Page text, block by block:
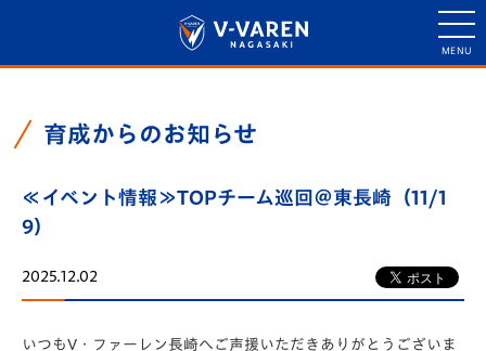
育成からのお知らせ
≪イベント情報≫TOPチーム巡回＠東長崎（11/1
9）
2025.12.02
いつもV・ファーレン長崎へご声援いただきありがとうございま